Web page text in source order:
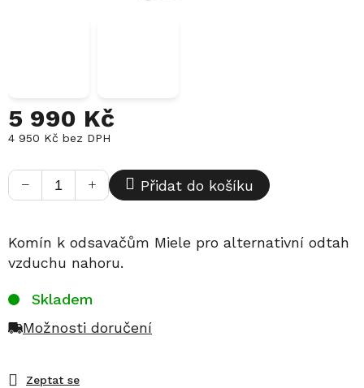
5 990 Kč
4 950 Kč bez DPH
cena:
+
− Přidat do košíku
Komín k odsavačům Miele pro alternativní odtah
vzduchu nahoru.
Zeptat se
Skladem
Možnosti doručení